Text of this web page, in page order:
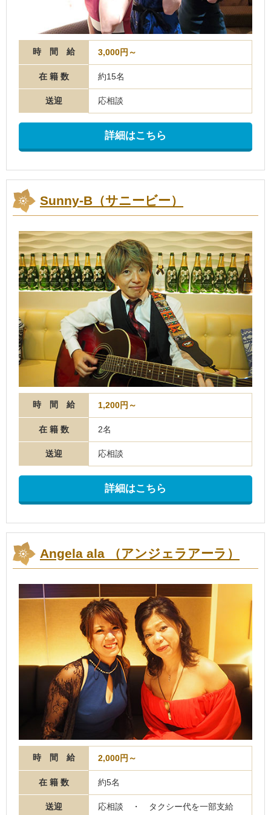
時 間 給 3,000円～
在 籍 数 約15名
送迎 応相談
詳細はこちら
Sunny-B（サニービー）
時 間 給 1,200円～
在 籍 数 2名
送迎 応相談
詳細はこちら
Angela ala （アンジェラアーラ）
時 間 給 2,000円～
在 籍 数 約5名
送迎 応相談 ・ タクシー代を一部支給